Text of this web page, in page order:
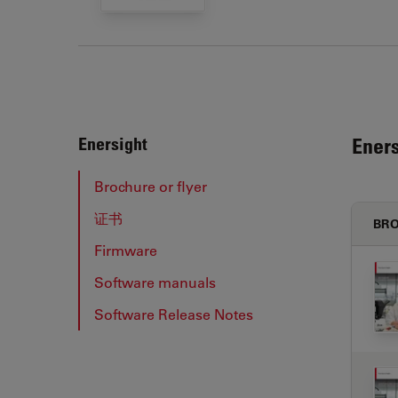
Enersight
Brochure or flyer
证书
Firmware
Software manuals
Software Release Notes